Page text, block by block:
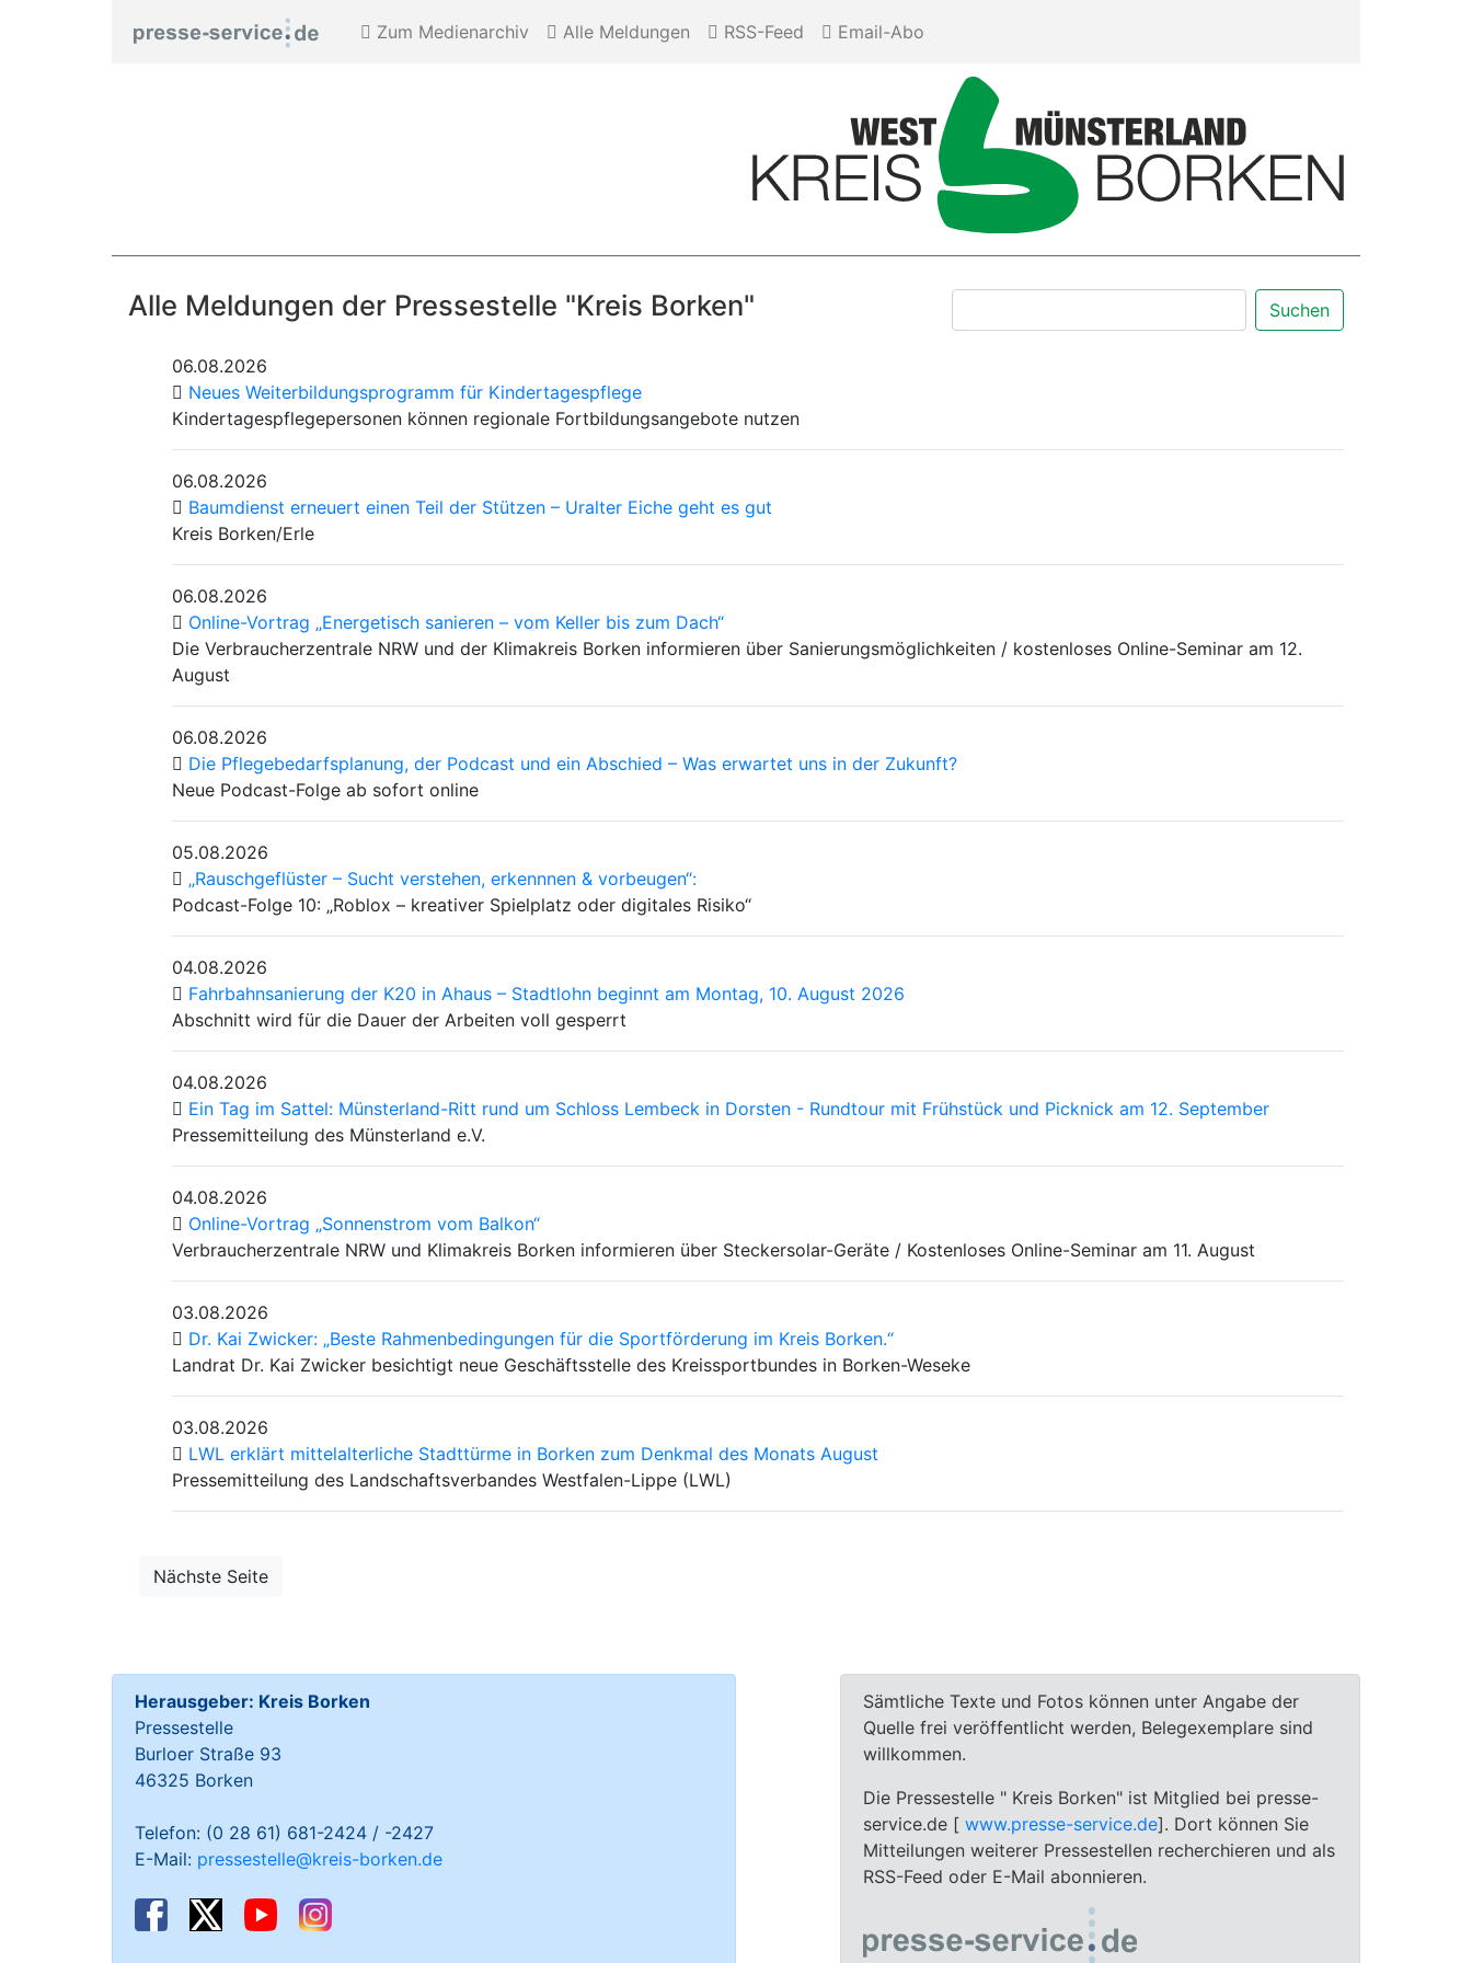
Zum Medienarchiv Alle Meldungen RSS-Feed Email-Abo
Suchen
Alle Meldungen der Pressestelle "Kreis Borken"
06.08.2026
Neues Weiterbildungsprogramm für Kindertagespflege
Kindertagespflegepersonen können regionale Fortbildungsangebote nutzen
06.08.2026
Baumdienst erneuert einen Teil der Stützen – Uralter Eiche geht es gut
Kreis Borken/Erle
06.08.2026
Online-Vortrag „Energetisch sanieren – vom Keller bis zum Dach“
Die Verbraucherzentrale NRW und der Klimakreis Borken informieren über Sanierungsmöglichkeiten / kostenloses Online-Seminar am 12.
August
06.08.2026
Die Pflegebedarfsplanung, der Podcast und ein Abschied – Was erwartet uns in der Zukunft?
Neue Podcast-Folge ab sofort online
05.08.2026
„Rauschgeflüster – Sucht verstehen, erkennnen & vorbeugen“:
Podcast-Folge 10: „Roblox – kreativer Spielplatz oder digitales Risiko“
04.08.2026
Fahrbahnsanierung der K20 in Ahaus – Stadtlohn beginnt am Montag, 10. August 2026
Abschnitt wird für die Dauer der Arbeiten voll gesperrt
04.08.2026
Ein Tag im Sattel: Münsterland-Ritt rund um Schloss Lembeck in Dorsten - Rundtour mit Frühstück und Picknick am 12. September
Pressemitteilung des Münsterland e.V.
04.08.2026
Online-Vortrag „Sonnenstrom vom Balkon“
Verbraucherzentrale NRW und Klimakreis Borken informieren über Steckersolar-Geräte / Kostenloses Online-Seminar am 11. August
03.08.2026
Dr. Kai Zwicker: „Beste Rahmenbedingungen für die Sportförderung im Kreis Borken.“
Landrat Dr. Kai Zwicker besichtigt neue Geschäftsstelle des Kreissportbundes in Borken-Weseke
03.08.2026
LWL erklärt mittelalterliche Stadttürme in Borken zum Denkmal des Monats August
Pressemitteilung des Landschaftsverbandes Westfalen-Lippe (LWL)
Nächste Seite
Herausgeber: Kreis Borken
Pressestelle
Burloer Straße 93
46325 Borken
Telefon: (0 28 61) 681-2424 / -2427
E-Mail: pressestelle@kreis-borken.de
Sämtliche Texte und Fotos können unter Angabe der
Quelle frei veröffentlicht werden, Belegexemplare sind
willkommen.
Die Pressestelle " Kreis Borken" ist Mitglied bei presse-
service.de [ www.presse-service.de]. Dort können Sie
Mitteilungen weiterer Pressestellen recherchieren und als
RSS-Feed oder E-Mail abonnieren.